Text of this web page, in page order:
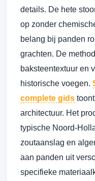
details. De hete
op zonder
belang bij panden
grachten. De
baksteentextuur en
historische voegen.
complete gids
architectuur. Het
typische Noord-
zoutaanslag en
aan panden uit
specifieke